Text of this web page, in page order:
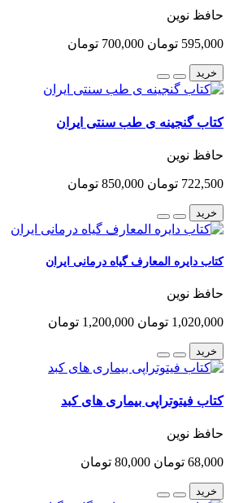
حافظ نوین
595,000 تومان 700,000 تومان
خرید
کتاب گنجینه ی طب سنتی ایران
حافظ نوین
722,500 تومان 850,000 تومان
خرید
کتاب دایره المعارف گیاه درمانی ایران
حافظ نوین
1,020,000 تومان 1,200,000 تومان
خرید
کتاب فیتوتراپی بیماری های کبد
حافظ نوین
68,000 تومان 80,000 تومان
خرید